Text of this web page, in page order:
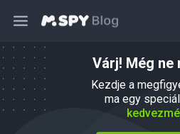
Várj! Még ne
Kezdje a
ma egy